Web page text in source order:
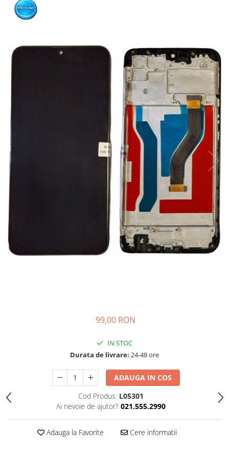
99,00 RON
IN STOC
Durata de livrare: 24-48 ore
ADAUGA IN COS
Cod Produs: L05301
Ai nevoie de ajutor? 021.555.2990
Adauga la Favorite Cere informatii